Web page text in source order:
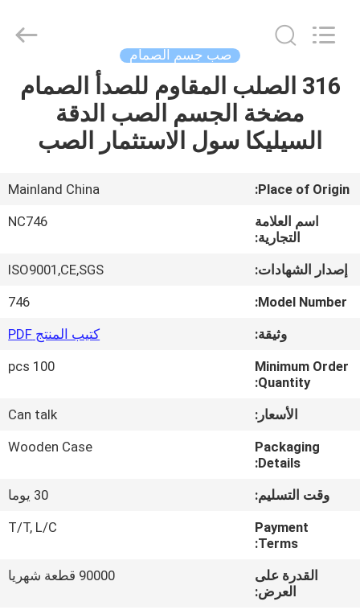
المنزل
المنتجات
فيديوهات
جولة
مراقبة
الجودة
CO.,LTD.
صب جسم الصمام
316 الصلب المقاوم للصدأ الصمام
مضخة الجسم الصب الدقة
السيليكا سول الاستثمار الصب
Place of Origin:
Mainland China
اسم العلامة
التجارية:
NC746
إصدار الشهادات:
ISO9001,CE,SGS
Model Number:
746
وثيقة:
كتيب المنتج PDF
Minimum Order
Quantity:
100 pcs
الأسعار:
Can talk
Packaging
Details:
Wooden Case
وقت التسليم:
30 يوما
Payment
Terms:
T/T, L/C
القدرة على
العرض:
90000 قطعة شهريا